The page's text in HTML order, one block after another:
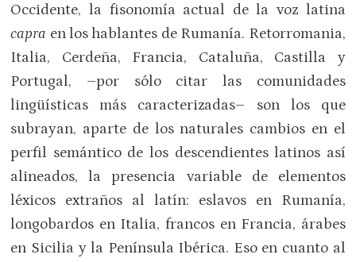
Occidente, la fisonomía actual de la voz latina
capra en los hablantes de Rumanía. Retorromania,
Italia, Cerdeña, Francia, Cataluña, Castilla y
Portugal, –por sólo citar las comunidades
lingüísticas más caracterizadas– son los que
subrayan, aparte de los naturales cambios en el
perfil semántico de los descendientes latinos así
alineados, la presencia variable de elementos
léxicos extraños al latín: eslavos en Rumanía,
longobardos en Italia, francos en Francia, árabes
en Sicilia y la Península Ibérica. Eso en cuanto al